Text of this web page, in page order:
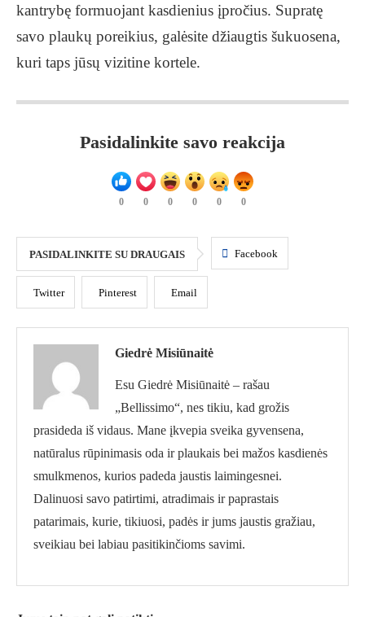
kantrybę formuojant kasdienius įpročius. Supratę
savo plaukų poreikius, galėsite džiaugtis šukuosena,
kuri taps jūsų vizitine kortele.
Pasidalinkite savo reakcija
0 0 0 0 0 0
PASIDALINKITE SU DRAUGAIS Facebook
Twitter Pinterest Email
Giedrė Misiūnaitė
Esu Giedrė Misiūnaitė – rašau
„Bellissimo“, nes tikiu, kad grožis
prasideda iš vidaus. Mane įkvepia sveika gyvensena,
natūralus rūpinimasis oda ir plaukais bei mažos kasdienės
smulkmenos, kurios padeda jaustis laimingesnei.
Dalinuosi savo patirtimi, atradimais ir paprastais
patarimais, kurie, tikiuosi, padės ir jums jaustis gražiau,
sveikiau bei labiau pasitikinčioms savimi.